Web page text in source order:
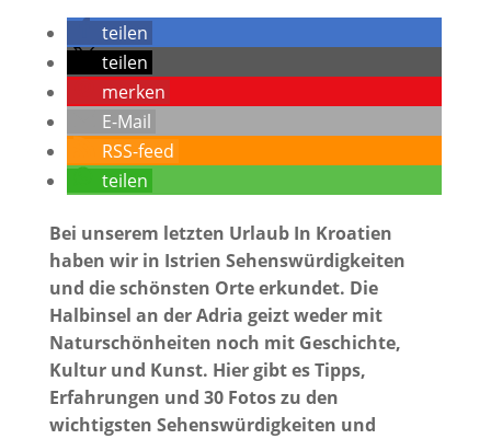
teilen
teilen
merken
E-Mail
RSS-feed
teilen
Bei unserem letzten Urlaub In Kroatien
haben wir in Istrien Sehenswürdigkeiten
und die schönsten Orte erkundet. Die
Halbinsel an der Adria geizt weder mit
Naturschönheiten noch mit Geschichte,
Kultur und Kunst. Hier gibt es Tipps,
Erfahrungen und 30 Fotos zu den
wichtigsten Sehenswürdigkeiten und